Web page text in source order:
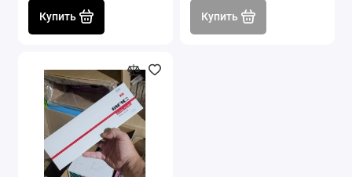
Купить Купить